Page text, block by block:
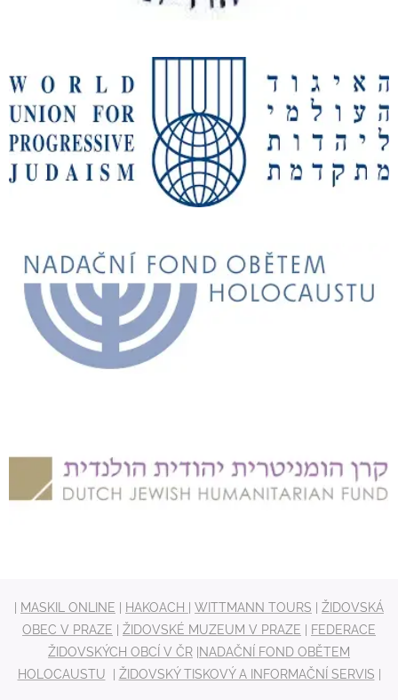
MASKIL ONLINE HAKOACH WITTMANN TOURS
ŽIDOVSKÁ
OBEC V PRAZE
ŽIDOVSKÉ MUZEUM V PRAZE
FEDERACE
ŽIDOVSKÝCH OBCÍ V ČR NADAČNÍ FOND OBĚTEM
HOLOCAUSTU
ŽIDOVSKÝ TISKOVÝ A INFORMAČNÍ SERVIS